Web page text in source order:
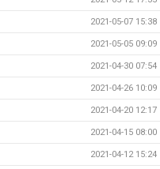
2021-05-07 15:38
2021-05-05 09:09
2021-04-30 07:54
2021-04-26 10:09
2021-04-20 12:17
2021-04-15 08:00
2021-04-12 15:24